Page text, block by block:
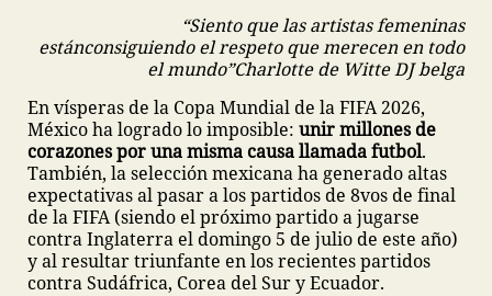
“Siento que las artistas femeninas
estánconsiguiendo el respeto que merecen en todo
el mundo”Charlotte de WitteDJ belga
En vísperas de la Copa Mundial de la FIFA 2026,
México ha logrado lo imposible: unir millones de
corazones por una misma causa llamada futbol.
También, la selección mexicana ha generado altas
expectativas al pasar a los partidos de 8vos de final
de la FIFA (siendo el próximo partido a jugarse
contra Inglaterra el domingo 5 de julio de este año)
y al resultar triunfante en los recientes partidos
contra Sudáfrica, Corea del Sur y Ecuador.